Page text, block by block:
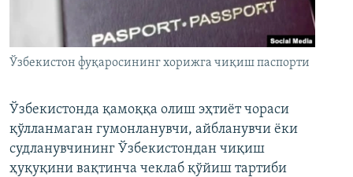
Ўзбекистон фуқаросининг хорижга чиқиш паспорти
Ўзбекистонда қамоққа олиш эҳтиёт чораси
қўлланмаган гумонланувчи, айбланувчи ёки
судланувчининг Ўзбекистондан чиқиш
ҳуқуқини вақтинча чеклаб қўйиш тартиби